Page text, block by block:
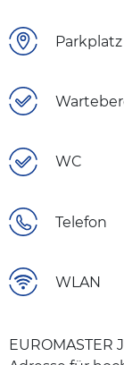
Parkplatz
WC
Telefon
WLAN
EUROMASTER